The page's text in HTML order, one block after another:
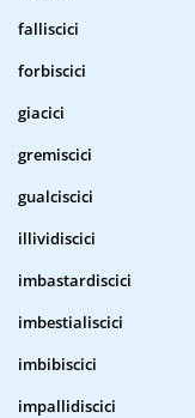
falliscici
forbiscici
giacici
gremiscici
gualciscici
illividiscici
imbastardiscici
imbestialiscici
imbibiscici
impallidiscici